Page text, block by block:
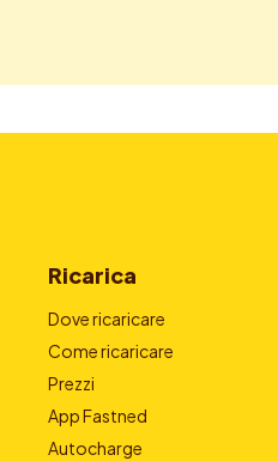
Ricarica
Dove ricaricare
Come ricaricare
Prezzi
App Fastned
Autocharge